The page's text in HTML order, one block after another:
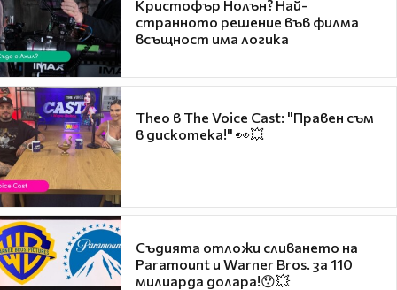
Кристофър Нолън? Най-
странното решение във филма
всъщност има логика
Theo в The Voice Cast: "Правен съм
в дискотека!" 👀💥
Съдията отложи сливането на
Paramount и Warner Bros. за 110
милиарда долара!😯💥